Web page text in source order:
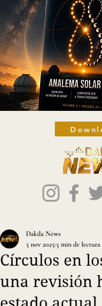
Círculos en
una revisión
Dakila News
5 nov 20253 min de lectura